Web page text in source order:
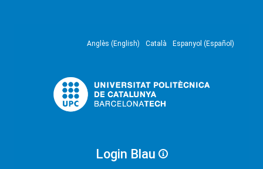
Anglès (English) Català Espanyol (Español)
Login Blau